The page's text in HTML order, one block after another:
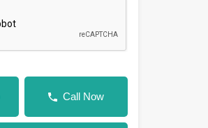
Call Now